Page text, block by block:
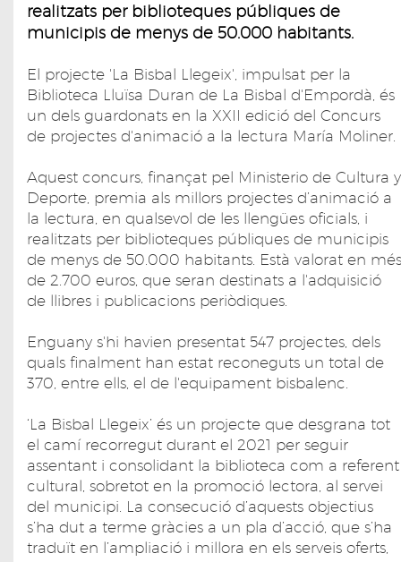
realitzats per biblioteques públiques de
municipis de menys de 50.000 habitants.
El projecte 'La Bisbal Llegeix', impulsat per la
Biblioteca Lluïsa Duran de La Bisbal d'Empordà, és
un dels guardonats en la XXII edició del Concurs
de projectes d'animació a la lectura María Moliner.
Aquest concurs, finançat pel Ministerio de Cultura y
Deporte, premia als millors projectes d’animació a
la lectura, en qualsevol de les llengües oficials, i
realitzats per biblioteques públiques de municipis
de menys de 50.000 habitants. Està valorat en més
de 2.700 euros, que seran destinats a l'adquisició
de llibres i publicacions periòdiques.
Enguany s'hi havien presentat 547 projectes, dels
quals finalment han estat reconeguts un total de
370, entre ells, el de l'equipament bisbalenc.
‘La Bisbal Llegeix’ és un projecte que desgrana tot
el camí recorregut durant el 2021 per seguir
assentant i consolidant la biblioteca com a referent
cultural, sobretot en la promoció lectora, al servei
del municipi. La consecució d’aquests objectius
s’ha dut a terme gràcies a un pla d’acció, que s’ha
traduït en l’ampliació i millora en els serveis oferts,